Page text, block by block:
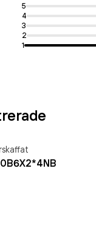
5
4
3
2
1